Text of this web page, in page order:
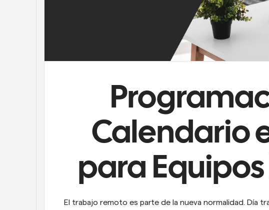
Calendario
para
El trabajo remoto es parte de la nueva normalidad. Día